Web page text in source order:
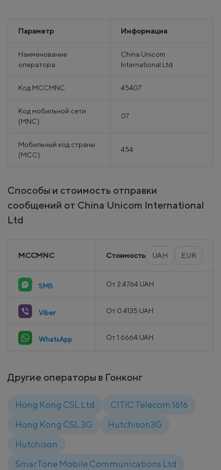
Параметр Информация
Наименование
оператора
China Unicom
International Ltd
Код MCCMNC 45407
Код мобильной сети
(MNC)
07
Мобильный код страны
(MCC)
454
Способы и стоимость отправки
сообщений от China Unicom International
Ltd
MCCMNC Стоимость UAH EUR
SMS От 2.4764 UAH
Viber От 0.4135 UAH
WhatsApp От 1.6664 UAH
Другие операторы в Гонконг
Hong Kong CSL Ltd
CITIC Telecom 1616
Hong Kong CSL 3G
Hutchison3G
Hutchison
SmarTone Mobile Communications Ltd